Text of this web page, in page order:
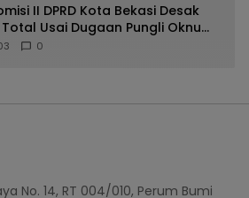
II DPRD Kota Bekasi Desak
Usai Dugaan Pungli Oknum
0
No. 14, RT 004/010, Perum Bumi